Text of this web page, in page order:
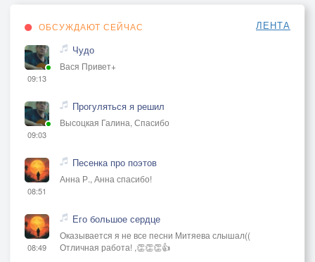
ОБСУЖДАЮТ СЕЙЧАС ЛЕНТА
09:13
Чудо
Вася Привет+
09:03
Прогуляться я решил
Высоцкая Галина, Спасибо
08:51
Песенка про поэтов
Анна Р., Анна спасибо!
08:49
Его большое сердце
Оказывается я не все песни Митяева слышал((
Отличная работа! ,👏👏👏👍